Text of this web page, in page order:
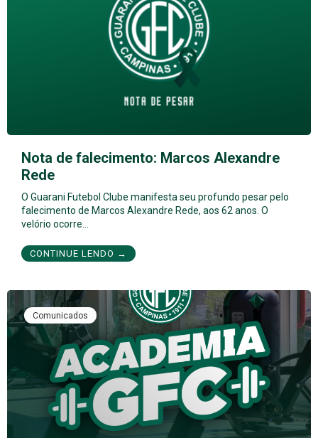
Nota de falecimento: Marcos Alexandre
Rede
O Guarani Futebol Clube manifesta seu profundo pesar pelo
falecimento de Marcos Alexandre Rede, aos 62 anos. O
velório ocorre…
CONTINUE LENDO →
Comunicados